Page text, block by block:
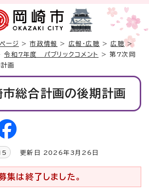
ージ >市政情報 > 広報・広聴 >広聴>
令和7年度 パブリックコメント
> 第7次岡
画
総合計画の後期計画
更新日 2026年3月26日
集は終了しました。